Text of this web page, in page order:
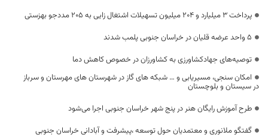
پرداخت 3 میلیارد و 204 میلیون تسهیلات اشتغال زایی به 205 مددجو بهزستی
۵ واحد عرضه قلیان در خراسان جنوبی پلمب شدند
توصیه‌های جهادکشاورزی به کشاورزان در خصوص کاهش دما
امکان سنجی، مسیریابی و … شبکه های گاز در شهرستان های مهرستان و سرباز
در سیستان و بلوچستان
طرح آموزش رایگان هنر در پنج شهر خراسان جنوبی اجرا می‌شود
گفتگو ملانوری و معتمدیان حول توسعه ،پیشرفت و آبادانی خراسان جنوبی